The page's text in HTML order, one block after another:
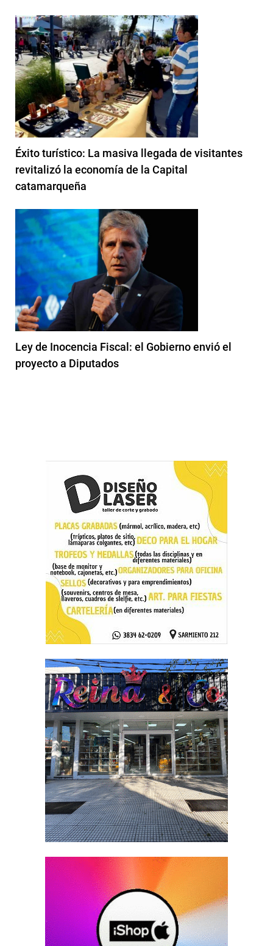
Éxito turístico: La masiva llegada de visitantes
revitalizó la economía de la Capital
catamarqueña
Ley de Inocencia Fiscal: el Gobierno envió el
proyecto a Diputados